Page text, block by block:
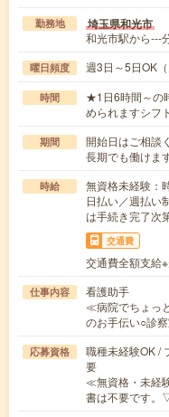
勤務地 埼玉県和光市
和光市駅から---
曜日頻度 週3日～5日OK
時間
★1日6時間～の
められますシフ
期間
開始日はご相
長期でも働けま
時給
無資格未経験
日払い／週払い
は手続き完了次
交通費
交通費全額支給
仕事内容
看護助手
≪病院でちょっ
のお手伝い○診
応募資格
職種未経験OK /
要
≪無資格・未経
書は不要です。